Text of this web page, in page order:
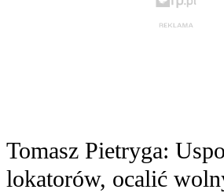
Tomasz Pietryga:
lokatorów, ocalić